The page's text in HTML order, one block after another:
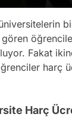
gören
Fakat
harç
Harç